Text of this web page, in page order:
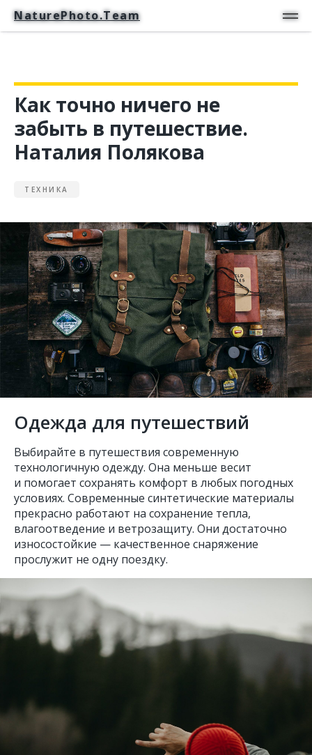
NaturePhoto.Team
NaturePhoto.Team
Как точно ничего не
забыть в путешествие.
Наталия Полякова
ТЕХНИКА
Одежда для путешествий
Выбирайте в путешествия современную
технологичную одежду. Она меньше весит
и помогает сохранять комфорт в любых погодных
условиях. Современные синтетические материалы
прекрасно работают на сохранение тепла,
влагоотведение и ветрозащиту. Они достаточно
износостойкие — качественное снаряжение
прослужит не одну поездку.